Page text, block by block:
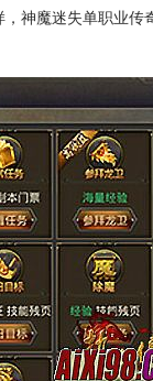
神魔迷失单职业传